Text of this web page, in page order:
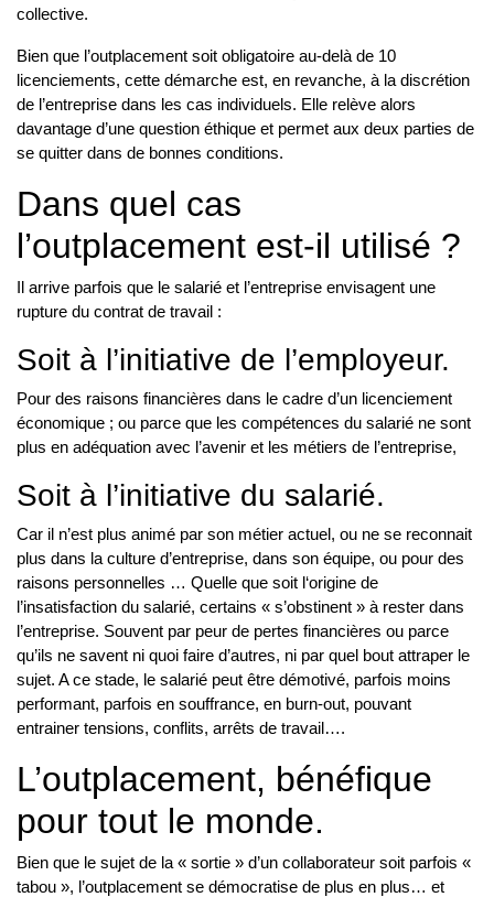
collective.
Bien que l’outplacement soit obligatoire au-delà de 10
licenciements, cette démarche est, en revanche, à la discrétion
de l’entreprise dans les cas individuels. Elle relève alors
davantage d’une question éthique et permet aux deux parties de
se quitter dans de bonnes conditions.
Dans quel cas
l’outplacement est-il utilisé ?
Il arrive parfois que le salarié et l’entreprise envisagent une
rupture du contrat de travail :
Soit à l’initiative de l’employeur.
Pour des raisons financières dans le cadre d’un licenciement
économique ; ou parce que les compétences du salarié ne sont
plus en adéquation avec l’avenir et les métiers de l’entreprise,
Soit à l’initiative du salarié.
Car il n’est plus animé par son métier actuel, ou ne se reconnait
plus dans la culture d’entreprise, dans son équipe, ou pour des
raisons personnelles … Quelle que soit l‘origine de
l’insatisfaction du salarié, certains « s’obstinent » à rester dans
l’entreprise. Souvent par peur de pertes financières ou parce
qu’ils ne savent ni quoi faire d’autres, ni par quel bout attraper le
sujet. A ce stade, le salarié peut être démotivé, parfois moins
performant, parfois en souffrance, en burn-out, pouvant
entrainer tensions, conflits, arrêts de travail….
L’outplacement, bénéfique
pour tout le monde.
Bien que le sujet de la « sortie » d’un collaborateur soit parfois «
tabou », l’outplacement se démocratise de plus en plus… et